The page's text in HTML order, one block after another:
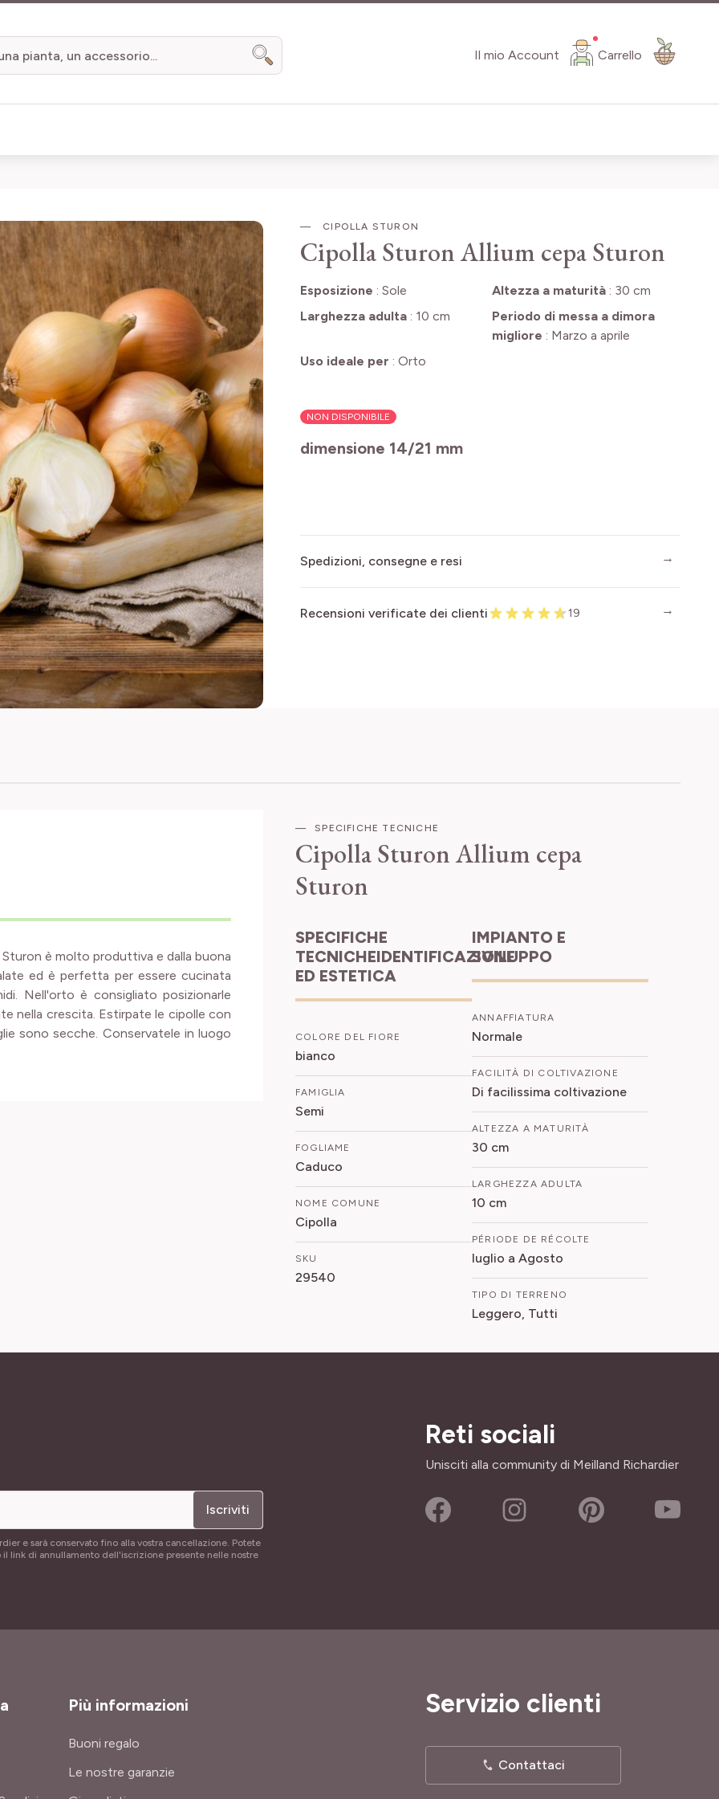
Il mio Account Carrello
Search
CIPOLLA STURON
Cipolla SturonAllium cepa Sturon
Esposizione : Sole Altezza a maturità: 30 cm
Larghezza adulta: 10 cm
Periodo di messa a dimora
migliore : Marzo a aprile
Uso ideale per : Orto
NON DISPONIBILE
dimensione 14/21 mm
Spedizioni, consegne e resi
Recensioni verificate dei clienti 19
Sturon è molto produttiva e dalla buona
ed è perfetta per essere cucinata
Nell'orto è consigliato posizionarle
nella crescita. Estirpate le cipolle con
sono secche. Conservatele in luogo
SPECIFICHE TECNICHE
Cipolla SturonAllium cepa
Sturon
SPECIFICHE
TECNICHEIDENTIFICAZIONE
ED ESTETICA
COLORE DEL FIORE
bianco
FAMIGLIA
Semi
FOGLIAME
Caduco
NOME COMUNE
Cipolla
SKU
29540
IMPIANTO E
SVILUPPO
ANNAFFIATURA
Normale
FACILITÀ DI COLTIVAZIONE
Di facilissima coltivazione
ALTEZZA A MATURITÀ
30 cm
LARGHEZZA ADULTA
10 cm
PÉRIODE DE RÉCOLTE
luglio a Agosto
TIPO DI TERRENO
Leggero, Tutti
Iscriviti
e sarà conservato fino alla vostra cancellazione. Potete
link di annullamento dell'iscrizione presente nelle nostre
Reti sociali
Unisciti alla community di Meilland Richardier
Più informazioni
Buoni regalo
Le nostre garanzie
Servizio clienti
Contattaci